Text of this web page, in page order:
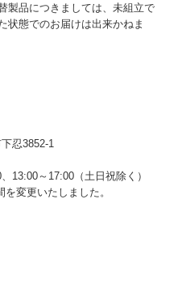
製品につきましては、未組立で
状態でのお届けは出来かねま
忍3852-1
13:00～17:00（土日祝除く）
変更いたしました。